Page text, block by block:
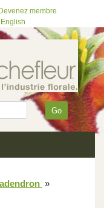
Devenez membre
English
Go
»